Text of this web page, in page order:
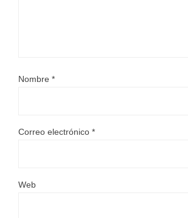
Nombre *
Correo electrónico *
Web